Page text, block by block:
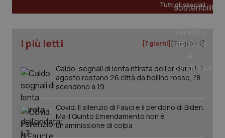
Tutti gli speciali
I più letti [7 giorni] [30 giorni]
Caldo, segnali di lenta ritirata dell'ondata: il 7
agosto restano 26 città da bollino rosso, l'8
scendono a 19
Covid. Il silenzio di Fauci e il perdono di Biden.
Ma il Quinto Emendamento non è
un’ammissione di colpa
_ga